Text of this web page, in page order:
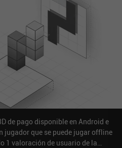
de pago disponible en Android e
jugador que se puede jugar offline
1 valoración de usuario de la